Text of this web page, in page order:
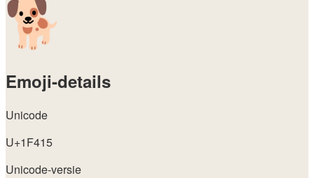
Emoji-details
Unicode
U+1F415
Unicode-versie